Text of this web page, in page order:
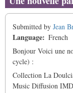
Submitted by Jean
Language
French
Bonjour Voici une
cycle) :
Collection La
Music Diffusion